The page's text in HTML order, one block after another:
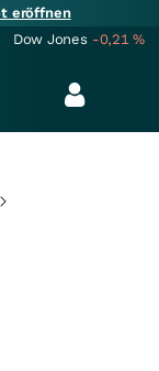
eröffnen
Dow Jones -0,21%